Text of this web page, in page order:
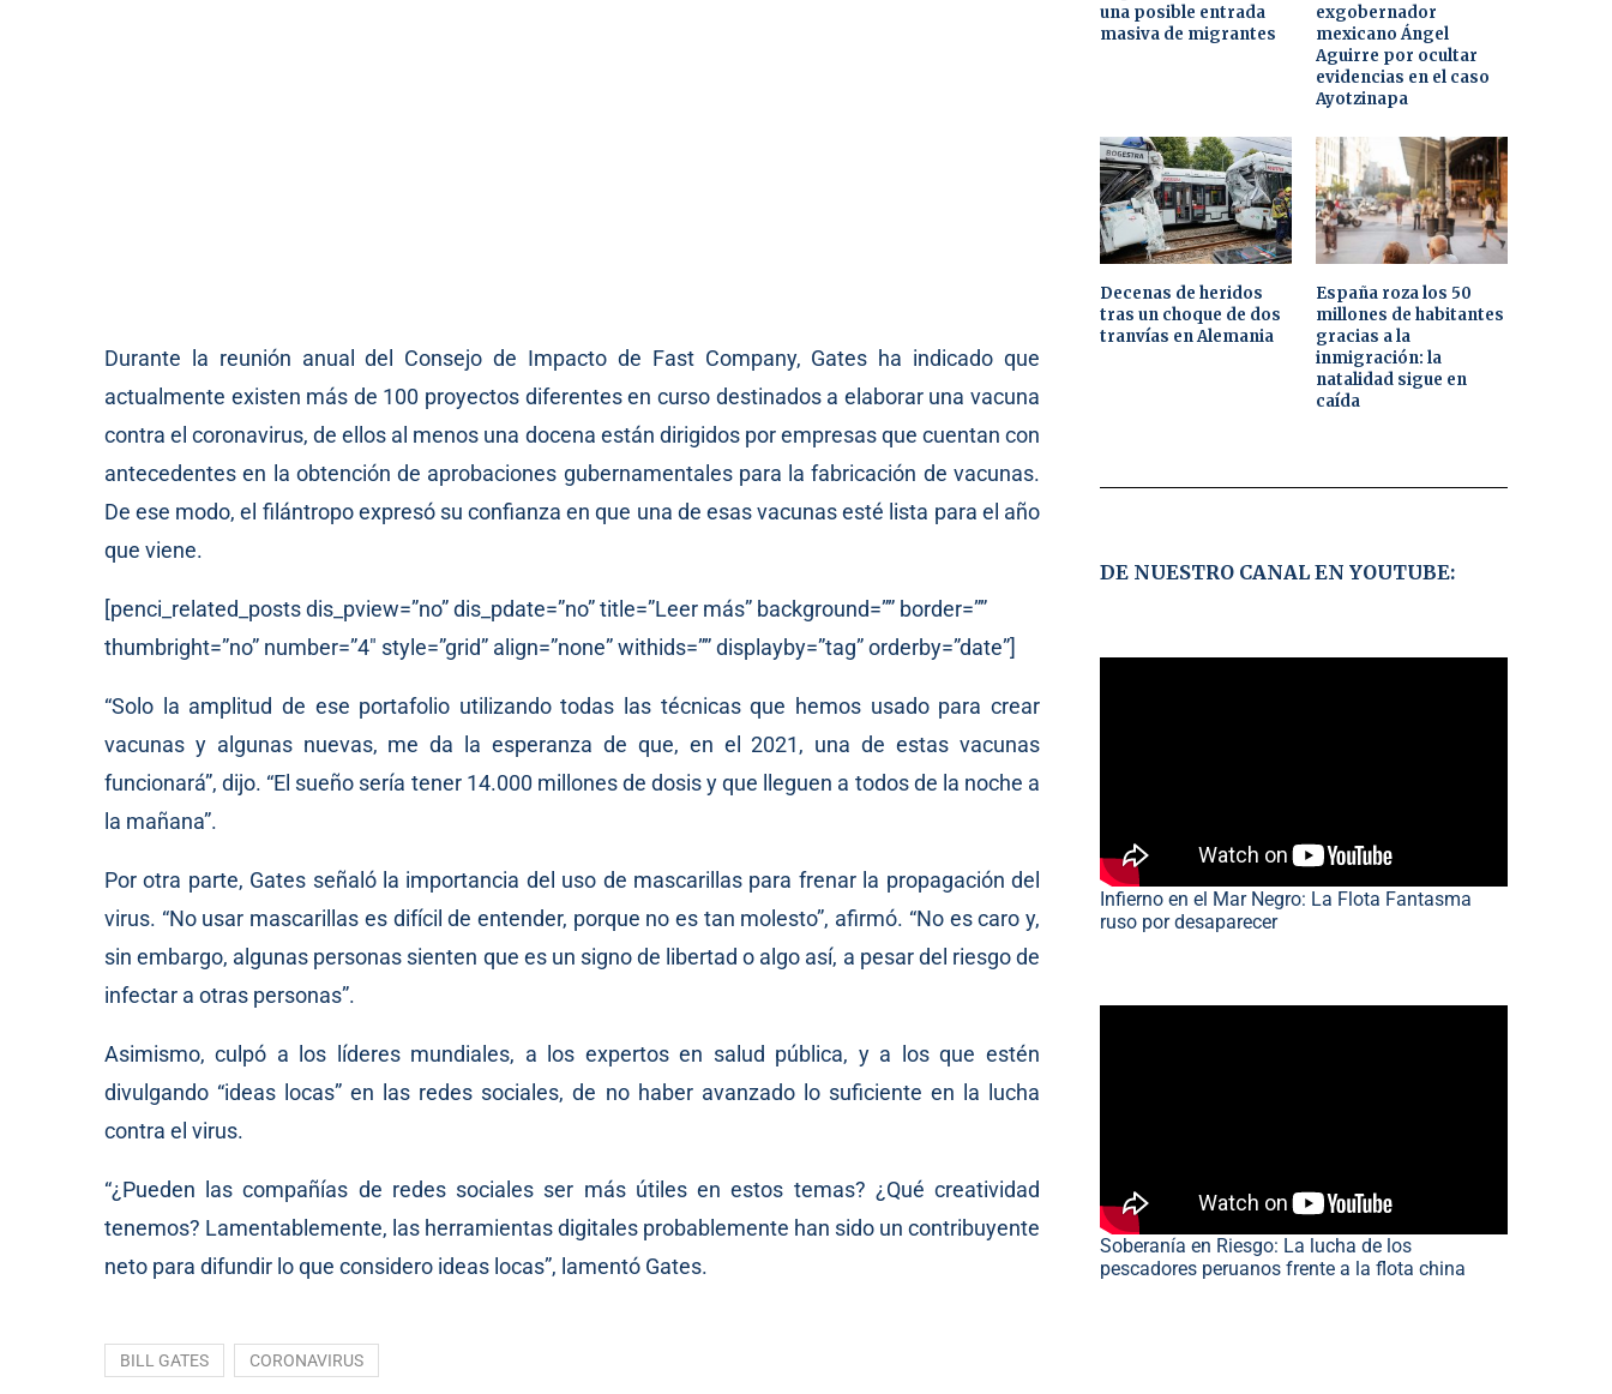
Durante la reunión anual del Consejo de Impacto de Fast Company, Gates ha indicado que
actualmente existen más de 100 proyectos diferentes en curso destinados a elaborar una vacuna
contra el coronavirus, de ellos al menos una docena están dirigidos por empresas que cuentan con
antecedentes en la obtención de aprobaciones gubernamentales para la fabricación de vacunas.
De ese modo, el filántropo expresó su confianza en que una de esas vacunas esté lista para el año
que viene.
[penci_related_posts dis_pview=”no” dis_pdate=”no” title=”Leer más” background=”” border=””
thumbright=”no” number=”4″ style=”grid” align=”none” withids=”” displayby=”tag” orderby=”date”]
“Solo la amplitud de ese portafolio utilizando todas las técnicas que hemos usado para crear
vacunas y algunas nuevas, me da la esperanza de que, en el 2021, una de estas vacunas
funcionará”, dijo. “El sueño sería tener 14.000 millones de dosis y que lleguen a todos de la noche a
la mañana”.
Por otra parte, Gates señaló la importancia del uso de mascarillas para frenar la propagación del
virus. “No usar mascarillas es difícil de entender, porque no es tan molesto”, afirmó. “No es caro y,
sin embargo, algunas personas sienten que es un signo de libertad o algo así, a pesar del riesgo de
infectar a otras personas”.
Asimismo, culpó a los líderes mundiales, a los expertos en salud pública, y a los que estén
divulgando “ideas locas” en las redes sociales, de no haber avanzado lo suficiente en la lucha
contra el virus.
“¿Pueden las compañías de redes sociales ser más útiles en estos temas? ¿Qué creatividad
tenemos? Lamentablemente, las herramientas digitales probablemente han sido un contribuyente
neto para difundir lo que considero ideas locas”, lamentó Gates.
BILL GATES CORONAVIRUS
una posible entrada
masiva de migrantes
exgobernador
mexicano Ángel
Aguirre por ocultar
evidencias en el caso
Ayotzinapa
Decenas de heridos
tras un choque de dos
tranvías en Alemania
España roza los 50
millones de habitantes
gracias a la
inmigración: la
natalidad sigue en
caída
DE NUESTRO CANAL EN YOUTUBE:
Infierno en el Mar Negro: La Flota Fantasma
ruso por desaparecer
Soberanía en Riesgo: La lucha de los
pescadores peruanos frente a la flota china